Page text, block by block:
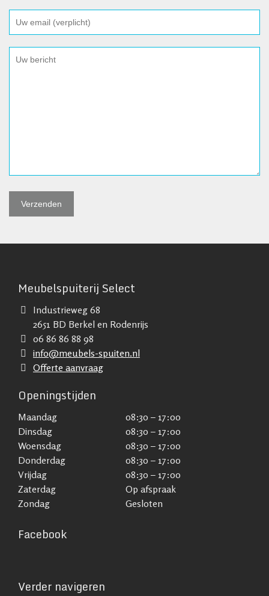
Meubelspuiterij Select
Industrieweg 68
2651 BD Berkel en Rodenrijs
06 86 86 88 98
info@meubels-spuiten.nl
Offerte aanvraag
Openingstijden
Maandag
08:30 – 17:00
Dinsdag
08:30 – 17:00
Woensdag
08:30 – 17:00
Donderdag
08:30 – 17:00
Vrijdag
08:30 – 17:00
Zaterdag
Op afspraak
Zondag
Gesloten
Facebook
Verder navigeren